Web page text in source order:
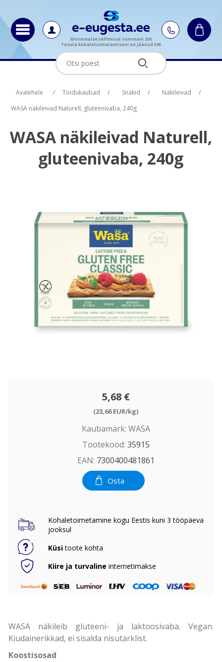
Minimaalse tellimuse summani 25€
Tasuta kohaletoimetamiseni on jäänud 50€
Avalehele / Toidukaubad / Snäkid / Näkileivad
/
WASA näkileivad Naturell, gluteenivaba, 240g
WASA näkileivad Naturell,
gluteenivaba, 240g
5,68 €
(23,66 EUR/kg)
Kaubamärk: WASA
Tootekood: 35915
EAN: 7300400481861
Osta
Kohaletoimetamine kogu Eestis kuni 3 tööpäeva
jooksul
Küsitoote kohta
Kiire ja turvaline internetimakse
WASA näkileib gluteeni- ja laktoosivaba. Vegan.
Kiudainerikkad, ei sisalda nisutärklist.
Koostisosad